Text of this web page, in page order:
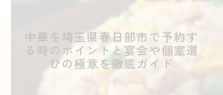
中華を埼玉県春日部市で予約す
る時のポイントと宴会や個室選
びの極意を徹底ガイド